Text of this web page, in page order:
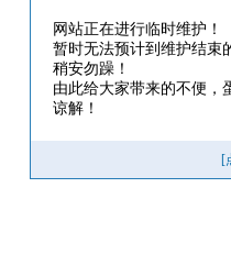
网站正在进行临时维护！
暂时无法预计到维护结束
稍安勿躁！
由此给大家带来的不便，
谅解！
[